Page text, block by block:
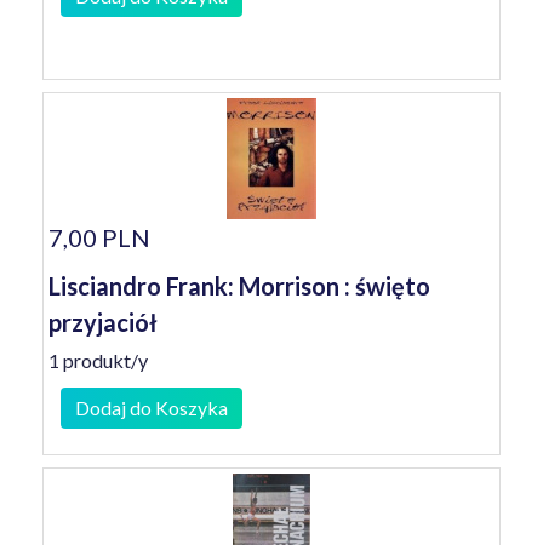
7,00 PLN
Lisciandro Frank: Morrison : święto
przyjaciół
1 produkt/y
Dodaj do Koszyka